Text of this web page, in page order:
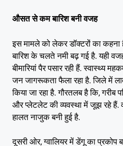
औसत से कम बारिश बनी वजह
इस मामले को लेकर डॉक्टरों का
बारिश के चलते नमी बढ़ गई है. यही
बीमारियां पैर पसार रही हैं. स्वास्थ्य
जन जागरूकता फैला रहा है. जिले में
किया जा रहा है. गौरतलब है कि, गरीब
और प्लेटलेट की व्यवस्था में जूझ रहे
हालत नाजुक बनी हुई है.
दूसरी ओर, ग्वालियर में डेंगू का प्रकोप